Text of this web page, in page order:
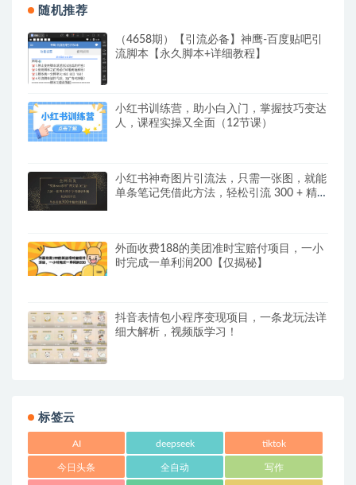
随机推荐
（4658期）【引流必备】神鹰-百度贴吧引
流脚本【永久脚本+详细教程】
小红书训练营，助小白入门，掌握技巧变达
人，课程实操又全面（12节课）
小红书神奇图片引流法，只需一张图，就能
单条笔记凭借此方法，轻松引流 300 + 精准
外面收费188的美团准时宝赔付项目，一小
时完成一单利润200【仅揭秘】
抖音表情包小程序变现项目，一条龙玩法详
细大解析，视频版学习！
标签云
AI deepseek tiktok
今日头条 全自动 写作